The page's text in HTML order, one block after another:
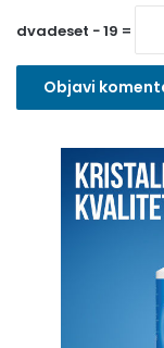
dvadeset − 19 =